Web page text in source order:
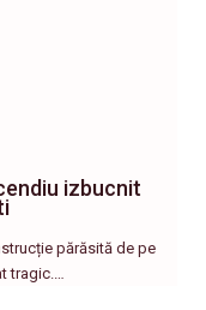
izbucnit
părăsită de pe
tragic.…